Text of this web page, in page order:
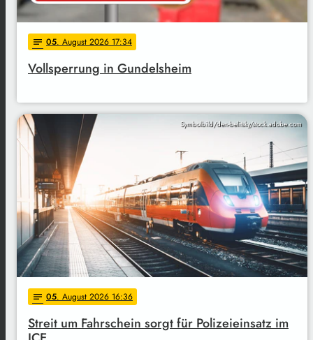
notes 05. August 2026 17:34
Vollsperrung in Gundelsheim
Symbolbild/den-belitsky/stock.adobe.com
notes 05. August 2026 16:36
Streit um Fahrschein sorgt für Polizeieinsatz im